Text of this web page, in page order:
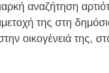
αναζήτηση
της στη
οικογένειά της,